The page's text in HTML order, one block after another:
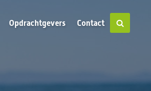
Opdrachtgevers Contact